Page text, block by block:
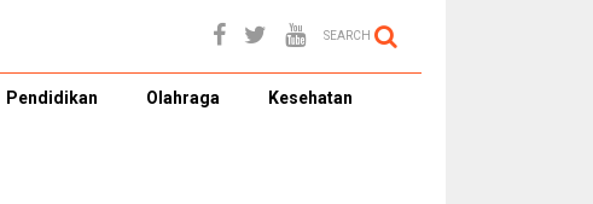
SEARCH
Pendidikan Olahraga Kesehatan